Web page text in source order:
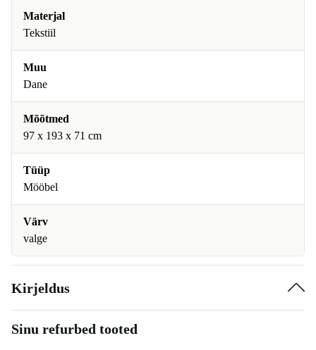
Materjal
Tekstiil
Muu
Dane
Mõõtmed
97 x 193 x 71 cm
Tüüp
Mööbel
Värv
valge
Kirjeldus
Sinu refurbed tooted